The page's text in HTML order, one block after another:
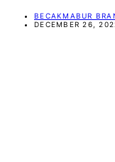
BECAKMABUR
DECEMBER 26,